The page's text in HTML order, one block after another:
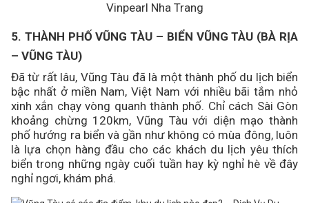
Vinpearl Nha Trang
5. THÀNH PHỐ VŨNG TÀU – BIỂN VŨNG TÀU (BÀ RỊA
– VŨNG TÀU)
Đã từ rất lâu, Vũng Tàu đã là một thành phố du lịch biển
bậc nhất ở miền Nam, Việt Nam với nhiều bãi tắm nhỏ
xinh xắn chạy vòng quanh thành phố. Chỉ cách Sài Gòn
khoảng chừng 120km, Vũng Tàu với diện mạo thành
phố hướng ra biển và gần như không có mùa đông, luôn
là lựa chọn hàng đầu cho các khách du lịch yêu thích
biển trong những ngày cuối tuần hay kỳ nghỉ hè về đây
nghỉ ngơi, khám phá.